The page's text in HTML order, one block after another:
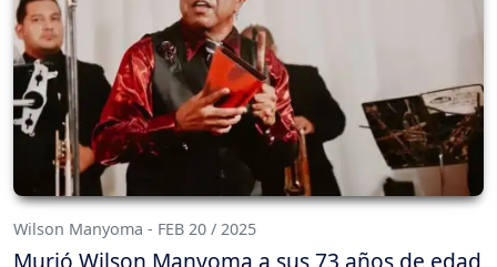
Wilson Manyoma - FEB 20 / 2025
Murió Wilson Manyoma a sus 73 años de edad